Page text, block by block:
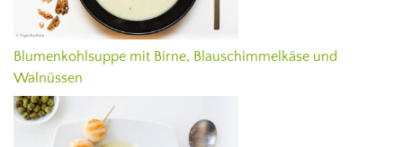
Blumenkohlsuppe mit Birne, Blauschimmelkäse und
Walnüssen